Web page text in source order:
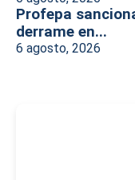
Profepa
derrame en...
6 agosto, 2026